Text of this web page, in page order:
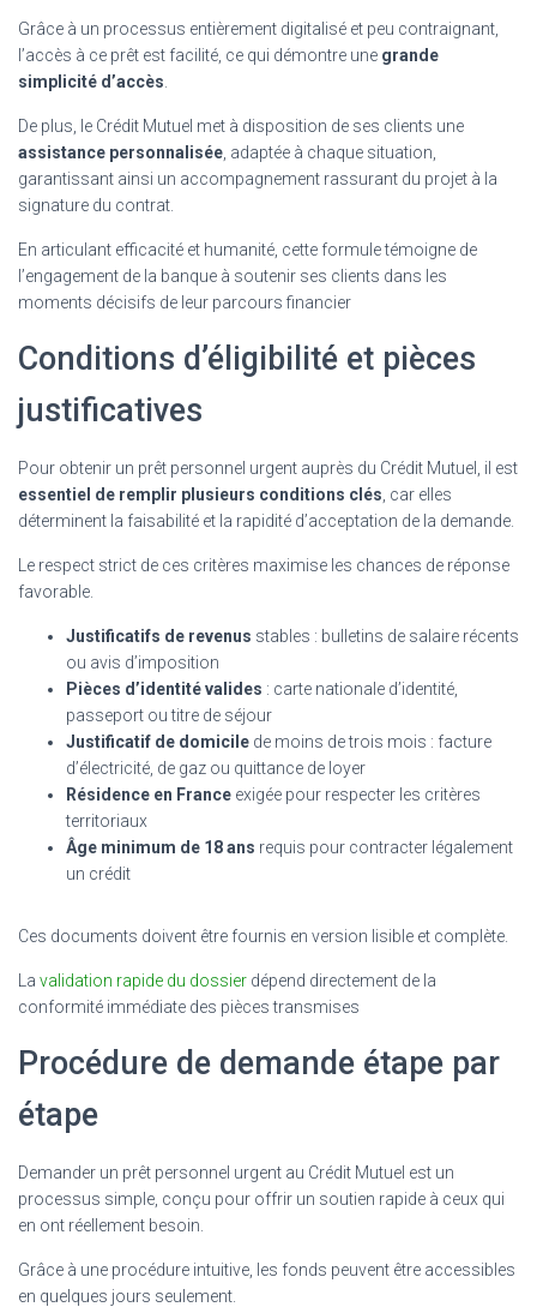
Grâce à un processus entièrement digitalisé et peu contraignant,
l’accès à ce prêt est facilité, ce qui démontre une grande
simplicité d’accès
De plus, le Crédit Mutuel met à disposition de ses clients une
assistance personnalisée , adaptée à chaque situation,
garantissant ainsi un accompagnement rassurant du projet à la
signature du contrat.
En articulant efficacité et humanité, cette formule témoigne de
l’engagement de la banque à soutenir ses clients dans les
moments décisifs de leur parcours financier
Conditions d’éligibilité et pièces
justificatives
Pour obtenir un prêt personnel urgent auprès du Crédit Mutuel, il est
essentiel de remplir plusieurs conditions clés , car elles
déterminent la faisabilité et la rapidité d’acceptation de la demande.
Le respect strict de ces critères maximise les chances de réponse
favorable.
Justificatifs de revenus stables : bulletins de salaire récents
ou avis d’imposition
Pièces d’identité valides : carte nationale d’identité,
passeport ou titre de séjour
Justificatif de domicile de moins de trois mois : facture
d’électricité, de gaz ou quittance de loyer
Résidence en France exigée pour respecter les critères
territoriaux
Âge minimum de 18 ans requis pour contracter légalement
un crédit
Ces documents doivent être fournis en version lisible et complète.
La validation rapide du dossier dépend directement de la
conformité immédiate des pièces transmises
Procédure de demande étape par
étape
Demander un prêt personnel urgent au Crédit Mutuel est un
processus simple, conçu pour offrir un soutien rapide à ceux qui
en ont réellement besoin.
Grâce à une procédure intuitive, les fonds peuvent être accessibles
en quelques jours seulement.